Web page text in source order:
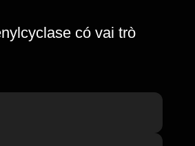
có vai trò